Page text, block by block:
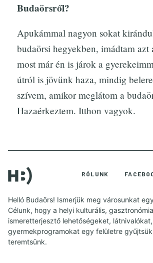
Budaörsről?
Apukámmal nagyon sokat
budaörsi hegyekben, imádtam azt
most már én is járok a
útról is jövünk haza, mindig
szívem, amikor meglátom a
Hazaérkeztem. Itthon vagyok.
RÓLUNK
Helló Budaörs! Ismerjük meg városunkat
Célunk, hogy a helyi kulturális,
ismeretterjesztő lehetőségeket,
gyermekprogramokat egy felületre
teremtsünk.